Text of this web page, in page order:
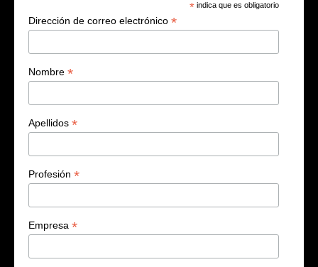
* indica que es obligatorio
Dirección de correo electrónico *
Nombre *
Apellidos *
Profesión *
Empresa *